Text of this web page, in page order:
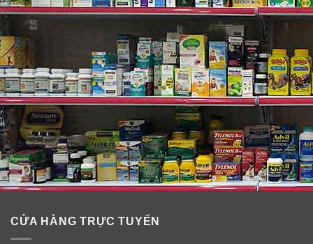
CỬA HÀNG TRỰC TUYẾN